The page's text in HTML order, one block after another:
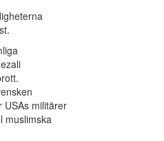
USAs militärer
muslimska